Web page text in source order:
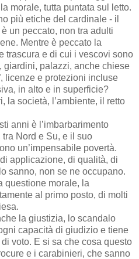
morale, tutta puntata sul letto.
più etiche del cardinale - il
un peccato, non tra adulti
Mentre è peccato la
trascura e di cui i vescovi sono
giardini, palazzi, anche chiese
licenze e protezioni incluse
in alto e in superficie?
la società, l’ambiente, il retto
anni è l’imbarbarimento
tra Nord e Su, e il suo
un’impensabile povertà.
applicazione, di qualità, di
sanno, non se ne occupano.
questione morale, la
al primo posto, di molti
la giustizia, lo scandalo
capacità di giudizio e tiene
voto. E si sa che cosa questo
e i carabinieri, che sanno